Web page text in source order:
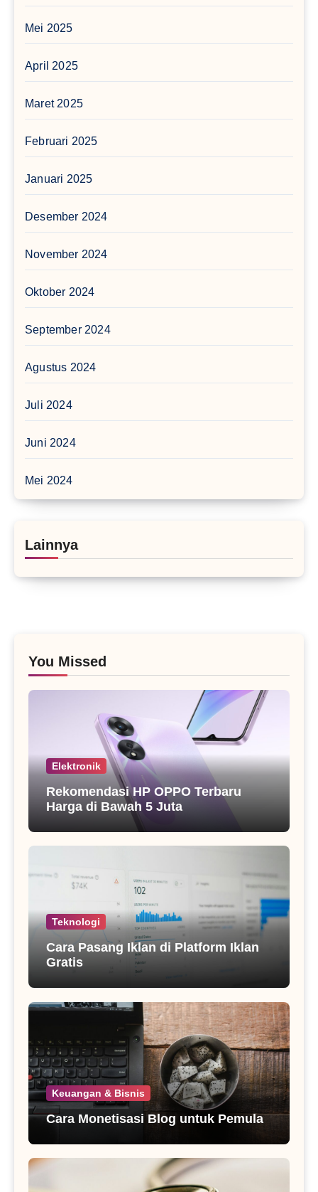
Mei 2025
April 2025
Maret 2025
Februari 2025
Januari 2025
Desember 2024
November 2024
Oktober 2024
September 2024
Agustus 2024
Juli 2024
Juni 2024
Mei 2024
Lainnya
You Missed
Elektronik
Rekomendasi HP OPPO Terbaru
Harga di Bawah 5 Juta
Teknologi
Cara Pasang Iklan di Platform Iklan
Gratis
Keuangan & Bisnis
Cara Monetisasi Blog untuk Pemula